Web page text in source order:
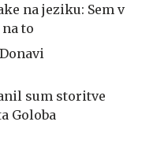
na jeziku: Sem v
to
sum storitve
Goloba